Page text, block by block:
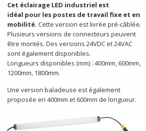
Cet éclairage LED industriel est
idéal pour les postes de travail fixe et en
mobilité. Cette version est livrée pré-câblée.
Plusieurs versions de connecteurs peuvent
être montés. Des versions 24VDC et 24VAC
sont également disponibles.
Longueurs disponibles (mm) : 400mm, 600mm,
1200mm, 1800mm.
Une version baladeuse est également
proposée en 400mm et 600mm de longueur.